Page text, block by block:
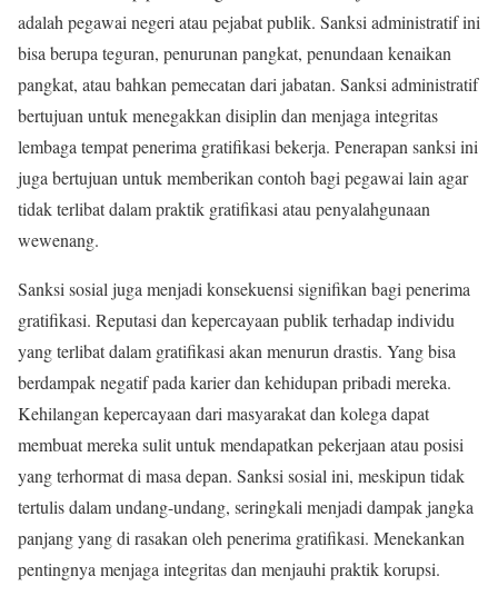
adalah pegawai negeri atau pejabat publik. Sanksi administratif ini
bisa berupa teguran, penurunan pangkat, penundaan kenaikan
pangkat, atau bahkan pemecatan dari jabatan. Sanksi administratif
bertujuan untuk menegakkan disiplin dan menjaga integritas
lembaga tempat penerima gratifikasi bekerja. Penerapan sanksi ini
juga bertujuan untuk memberikan contoh bagi pegawai lain agar
tidak terlibat dalam praktik gratifikasi atau penyalahgunaan
wewenang.
Sanksi sosial juga menjadi konsekuensi signifikan bagi penerima
gratifikasi. Reputasi dan kepercayaan publik terhadap individu
yang terlibat dalam gratifikasi akan menurun drastis. Yang bisa
berdampak negatif pada karier dan kehidupan pribadi mereka.
Kehilangan kepercayaan dari masyarakat dan kolega dapat
membuat mereka sulit untuk mendapatkan pekerjaan atau posisi
yang terhormat di masa depan. Sanksi sosial ini, meskipun tidak
tertulis dalam undang-undang, seringkali menjadi dampak jangka
panjang yang di rasakan oleh penerima gratifikasi. Menekankan
pentingnya menjaga integritas dan menjauhi praktik korupsi.